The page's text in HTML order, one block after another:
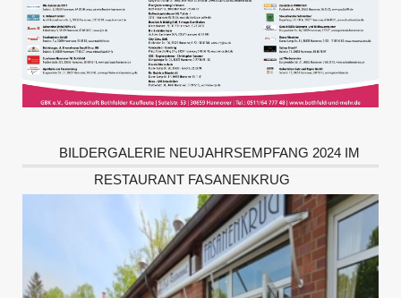
BILDERGALERIE NEUJAHRSEMPFANG 2024 IM
RESTAURANT FASANENKRUG